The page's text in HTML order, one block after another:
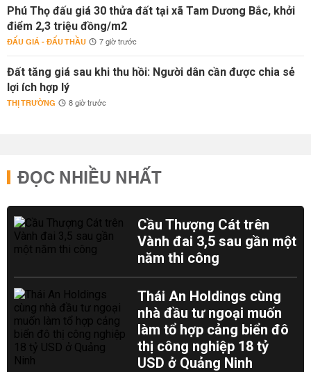
Phú Thọ đấu giá 30 thửa đất tại xã Tam Dương Bắc, khởi
điểm 2,3 triệu đồng/m2
ĐẤU GIÁ - ĐẤU THẦU 7 giờ trước
Đất tăng giá sau khi thu hồi: Người dân cần được chia sẻ
lợi ích hợp lý
THỊ TRƯỜNG 8 giờ trước
ĐỌC NHIỀU NHẤT
Cầu Thượng Cát trên
Vành đai 3,5 sau gần một
năm thi công
Thái An Holdings cùng
nhà đầu tư ngoại muốn
làm tổ hợp cảng biển đô
thị công nghiệp 18 tỷ
USD ở Quảng Ninh